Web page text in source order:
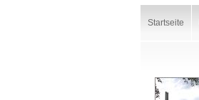
Startseite